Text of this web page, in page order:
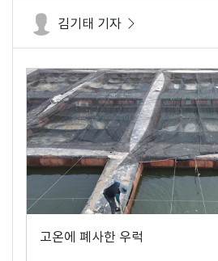
김기태 기자
고온에 폐사한 우럭